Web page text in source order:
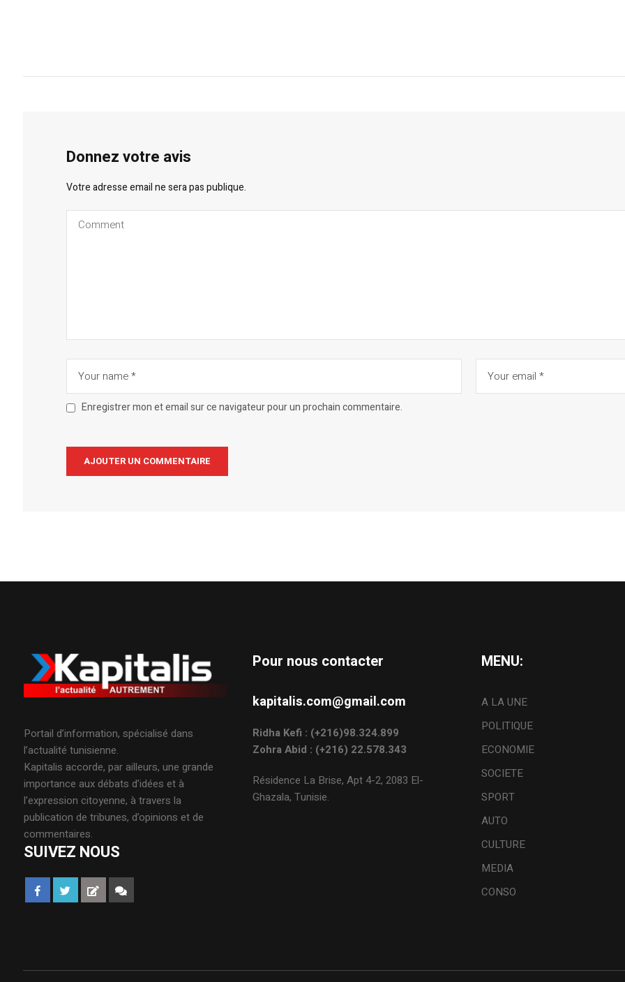
Donnez votre avis
Votre adresse email ne sera pas publique.
Enregistrer mon et email sur ce navigateur pour un prochain commentaire.
Portail d’information, spécialisé dans
l’actualité tunisienne.
Kapitalis accorde, par ailleurs, une grande
importance aux débats d’idées et à
l’expression citoyenne, à travers la
publication de tribunes, d’opinions et de
commentaires.
SUIVEZ NOUS
Pour nous contacter
kapitalis.com@gmail.com
Ridha Kefi : (+216)98.324.899
Zohra Abid : (+216) 22.578.343
Résidence La Brise, Apt 4-2, 2083 El-
Ghazala, Tunisie.
MENU:
A LA UNE
POLITIQUE
ECONOMIE
SOCIETE
SPORT
AUTO
CULTURE
MEDIA
CONSO